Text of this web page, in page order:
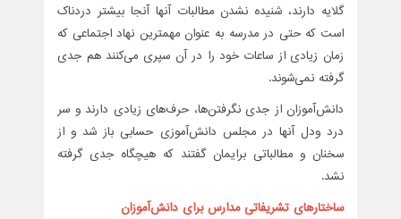
گلایه‌ دارند،‌ شنیده نشدن مطالبات آنها آنجا بیشتر دردناک
است که حتی در مدرسه به عنوان مهمترین نهاد اجتماعی که
زمان زیادی از ساعات خود را در آن سپری می‌کنند هم جدی
گرفته نمی‌شوند.
دانش‌آموزان از جدی نگرفتن‌‌ها، حرف‌های زیادی دارند و سر
درد ودل آنها در مجلس دانش‌آموزی حسابی باز شد و از
سخنان و مطالباتی برایمان گفتند که هیچگاه جدی گرفته
نشد.
ساختارهای تشریفاتی مدارس برای دانش‌آموزان